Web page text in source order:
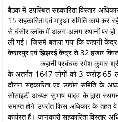
बैठक में उपस्थित सहकारिता विस्तार
15 सहकारिता एवं मछुआ समिति कार्य कर
से घंसौर ब्लॉक में अलग-अलग स्थानों पर हो
ली गई। जिसमें बताया गया कि कहानी
केदारपुर एवं झिंझरई केंद्र से 32 हजार
कहानी प्रबंधक रमेश कुमार
के अंतर्गत 1647 लोगों को 3 करोड़ 65
दौरान सहकारिता एवं उद्योग समिति के
सोसाइटी अध्यक्ष सुभाष यादव के द्वारा
समाप्त होने उपरांत किस अधिकार के तहत
कार्यरत हैं। जानकारी सहकारिता विस्तार